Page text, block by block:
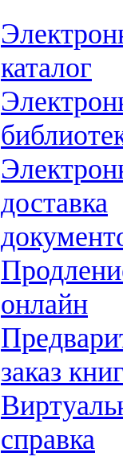
каталог
доставка
онлайн
заказ
справка